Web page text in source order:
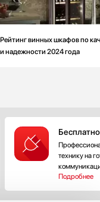
Рейтинг винных шкафов по
и надежности 2024 года
технику на
Подробнее